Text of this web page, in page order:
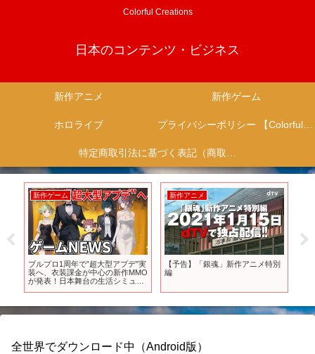
Colorful Creations
日本のコンテンツ・ビジネス
新作アニメ 新作ゲーム
ホロライブ プライバシーポリシー 【Colorful Creation】
特定商取引法に基づく表記（商取引に関する開示）
新作ゲーム
ブルプロ1周年で”超大型アプデ”実
装へ、衣装課金が中心の新作MMO
が発表！日本舞台の生活シミュレ
新作アニメ
【予告】「銀魂」新作アニメ特別
編
全世界でダウンロード中（Android版）